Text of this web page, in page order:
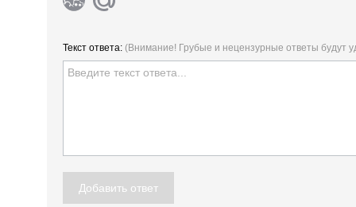
Текст ответа: (Внимание! Грубые и нецензурные ответы будут
Добавить ответ